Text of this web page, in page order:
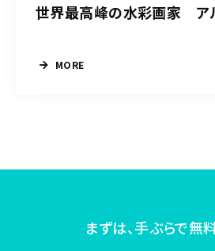
世界最高峰の水彩画家 ア
MORE
まずは、手ぶらで無